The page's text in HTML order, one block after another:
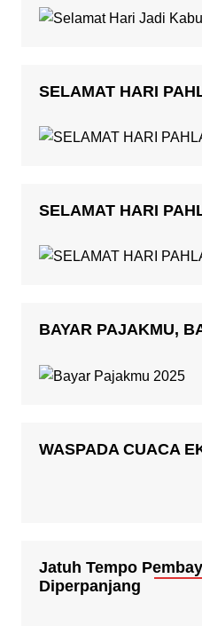
SELAMAT HARI
SELAMAT HARI
BAYAR PAJAKMU,
WASPADA CUACA
Jatuh Tempo
Diperpanjang